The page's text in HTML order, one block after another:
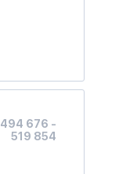
494 676 -
519 854